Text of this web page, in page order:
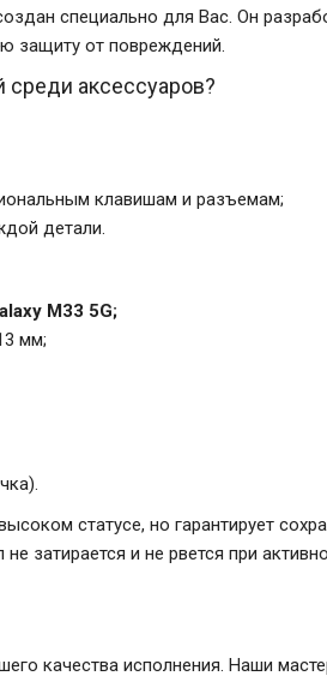
специально для Вас. Он
защиту от повреждений.
аксессуаров?
клавишам и разъемам;
детали.
M33 5G;
мм;
статусе, но гарантирует
затирается и не рвется при
качества исполнения. Наши